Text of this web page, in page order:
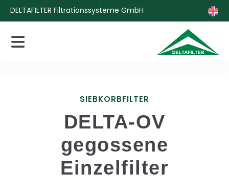
DELTAFILTER Filtrationssysteme GmbH
SIEBKORBFILTER
DELTA-OV
gegossene
Einzelfilter